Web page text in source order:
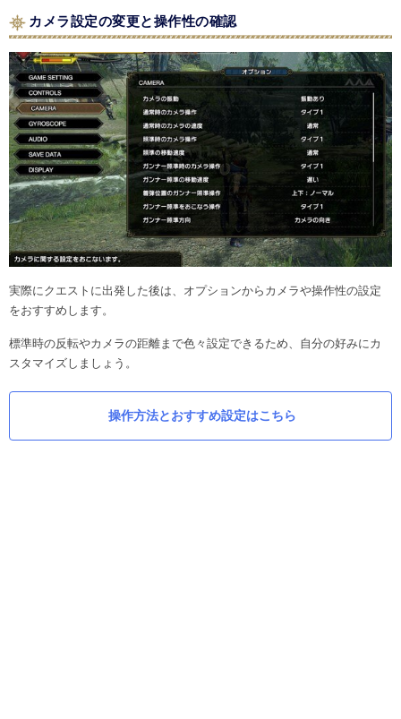
カメラ設定の変更と操作性の確認
実際にクエストに出発した後は、オプションからカメラや操作性の設定
をおすすめします。
標準時の反転やカメラの距離まで色々設定できるため、自分の好みにカ
スタマイズしましょう。
操作方法とおすすめ設定はこちら